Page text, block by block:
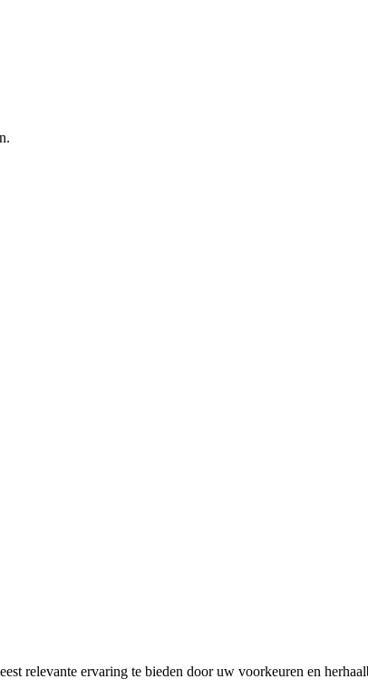
relevante ervaring te bieden door uw voorkeuren en